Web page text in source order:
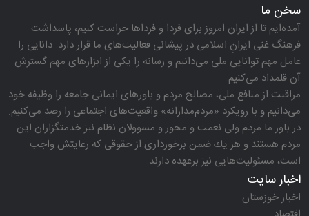
سخن ما
آمده‌ایم تا از ایران امروز برای فردا و فرداها حراست كنیم، پاسداشت
فرهنگ غنی ایرانِ اسلامی در پیشانی فعالیت‌های ما قرار دارد. دانایی را
عامل مهم توانایی ملی می‌دانیم و رسانه را یكی از ابزارهای مهم گسترش
آن قلمداد می‌كنیم.
مراقبت از منافع ملی، مصالح مردم و باورهای ایمانی جامعه را وظیفه خود
می‌دانیم و با رویكرد «مردم‌مدارانه‌» واقعیت‌های اجتماعی را رصد می‌كنیم.
در باور ما مردم ولی نعمت و محور و مسوولان نظام نیز خدمتگزاران این
مردم هستند و هر یك ضمن برخورداری از حقوقی كه رعایتش واجب
است، مسئولیت‌هایی نیز برعهده دارند.
اخبار سایت
اخبار خوزستان